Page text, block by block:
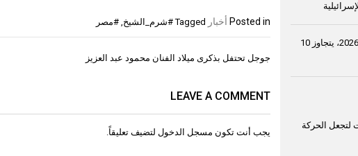
Posted in أخبار Tagged #شرم_الشيخ #مصر
تصفّح
جوجل تحتفل بذكرى ميلاد الفنان محمود عبد العزيز
LEAVE A COMMENT
يجب أنت تكون مسجل الدخول لتضيف تعليقاً.
إنتاج القمح في مصر خلال موسم 2026، يتجاوز 10
الحركة